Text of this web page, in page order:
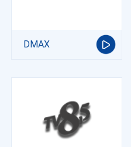
DMAX